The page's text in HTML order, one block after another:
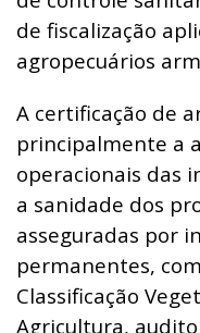
de fiscalização
agropecuários
A certificação de
principalmente a
operacionais das
a sanidade dos
asseguradas por
permanentes,
Classificação
Agricultura,